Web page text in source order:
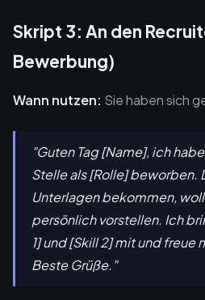
Skript 3: An den
Bewerbung)
Wann nutzen: Sie haben sich
"Guten Tag [Name], ich
Stelle als [Rolle] beworben.
Unterlagen bekommen,
persönlich vorstellen. Ich
1] und [Skill 2] mit und freue
Beste Grüße."